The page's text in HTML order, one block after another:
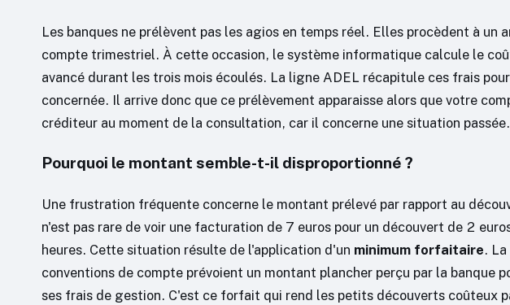
Les banques ne prélèvent pas les agios en temps réel. Elles procèdent à un
compte trimestriel. À cette occasion, le système informatique calcule le
avancé durant les trois mois écoulés. La ligne ADEL récapitule ces frais
concernée. Il arrive donc que ce prélèvement apparaisse alors que votre
créditeur au moment de la consultation, car il concerne une situation passée.
Pourquoi le montant semble-t-il disproportionné ?
Une frustration fréquente concerne le montant prélevé par rapport au
n'est pas rare de voir une facturation de 7 euros pour un découvert de 2
heures. Cette situation résulte de l'application d'un minimum forfaitaire.
conventions de compte prévoient un montant plancher perçu par la banque
ses frais de gestion. C'est ce forfait qui rend les petits découverts coûteux